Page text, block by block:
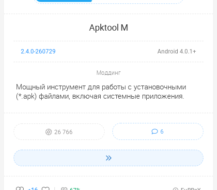
Apktool M
2.4.0-260729 Android 4.0.1+
Моддинг
Мощный инструмент для работы с установочными
(*.apk) файлами, включая системные приложения.
26 766 6